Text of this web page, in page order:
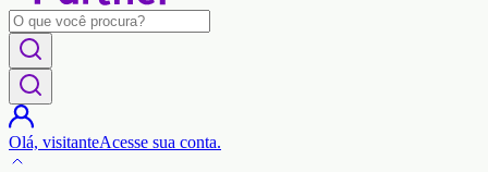
Olá, visitanteAcesse sua conta.